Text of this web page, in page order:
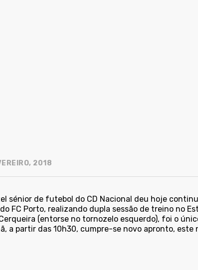
2018
sénior de futebol do CD Nacional deu hoje
FC Porto, realizando dupla sessão de treino no
(entorse no tornozelo esquerdo), foi o
a partir das 10h30, cumpre-se novo apronto, este